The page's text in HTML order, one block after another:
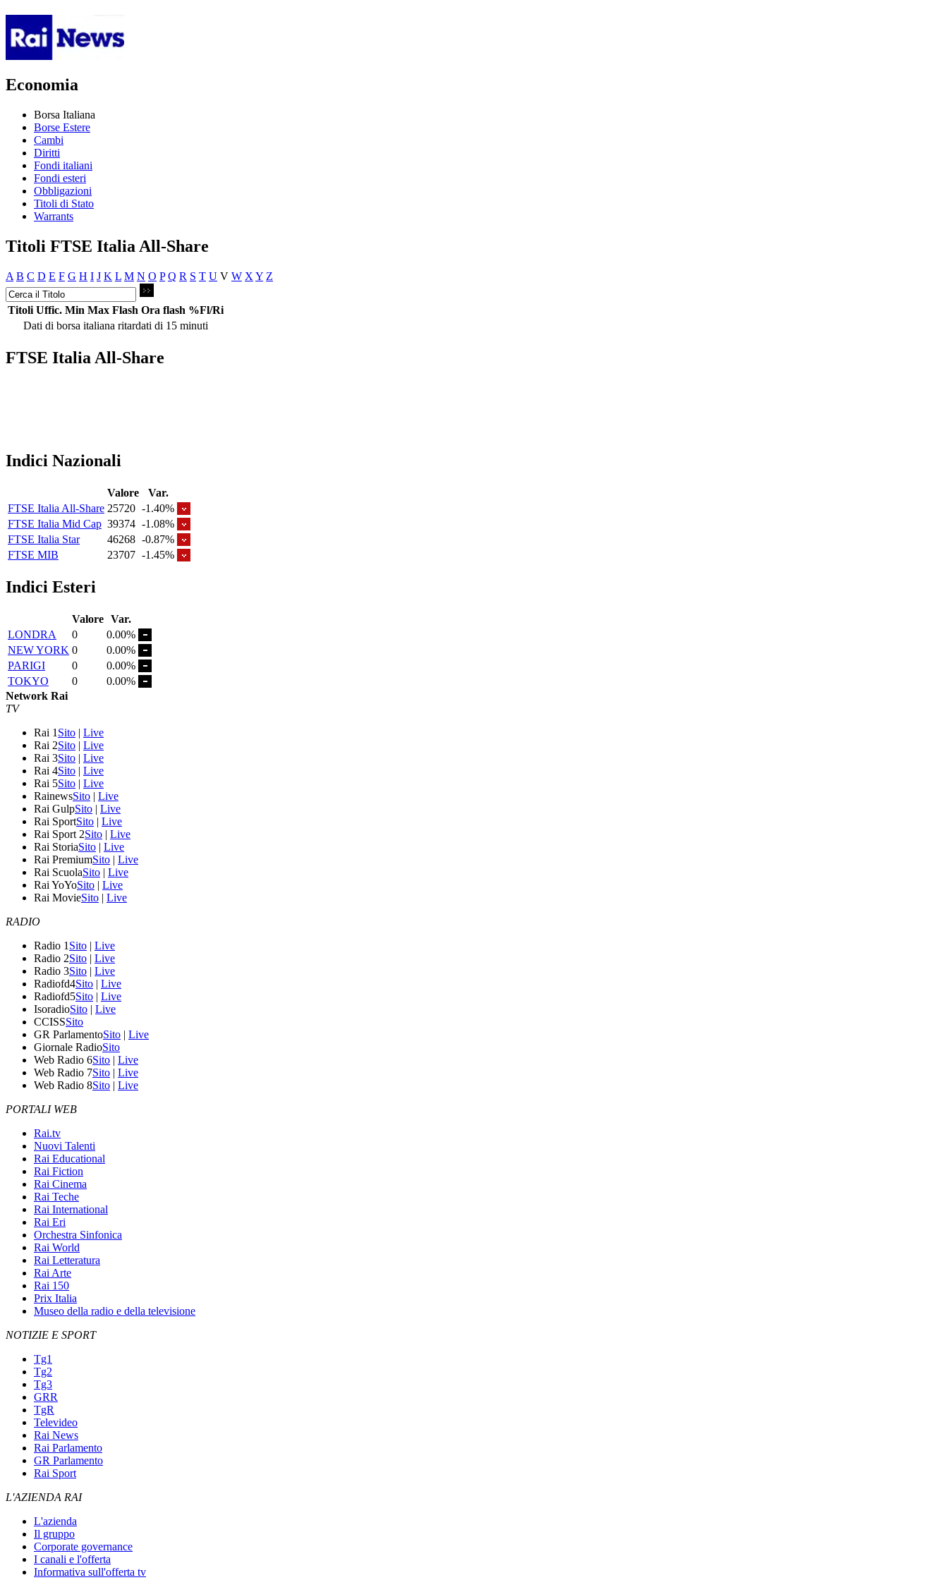
Economia
Borsa Italiana
Borse Estere
Cambi
Diritti
Fondi italiani
Fondi esteri
Obbligazioni
Titoli di Stato
Warrants
Titoli FTSE Italia All-Share
A B C D E F G H I J K L M N O P Q R S T U V W X Y Z
Titoli Uffic. Min Max Flash Ora flash %Fl/Ri
Dati di borsa italiana ritardati di 15 minuti
FTSE Italia All-Share
Indici Nazionali
Valore
Var.
FTSE Italia All-Share 25720 -1.40%
FTSE Italia Mid Cap 39374 -1.08%
FTSE Italia Star
46268 -0.87%
FTSE MIB
23707 -1.45%
Indici Esteri
Valore Var.
LONDRA
0
0.00%
NEW YORK 0
0.00%
PARIGI
0
0.00%
TOKYO
0
0.00%
Network Rai
TV
Rai 1 Sito | Live
Rai 2Sito | Live
Rai 3Sito | Live
Rai 4Sito | Live
Rai 5Sito | Live
RainewsSito | Live
Rai GulpSito | Live
Rai SportSito | Live
Rai Sport 2Sito | Live
Rai StoriaSito | Live
Rai PremiumSito | Live
Rai ScuolaSito | Live
Rai YoYoSito | Live
Rai MovieSito | Live
RADIO
Radio 1 Sito | Live
Radio 2Sito | Live
Radio 3Sito | Live
Radiofd4Sito | Live
Radiofd5Sito | Live
IsoradioSito | Live
CCISSSito
GR ParlamentoSito | Live
Giornale RadioSito
Web Radio 6Sito | Live
Web Radio 7Sito | Live
Web Radio 8Sito | Live
PORTALI WEB
Rai.tv
Nuovi Talenti
Rai Educational
Rai Fiction
Rai Cinema
Rai Teche
Rai International
Rai Eri
Orchestra Sinfonica
Rai World
Rai Letteratura
Rai Arte
Rai 150
Prix Italia
Museo della radio e della televisione
NOTIZIE E SPORT
Tg1
Tg2
Tg3
GRR
TgR
Televideo
Rai News
Rai Parlamento
GR Parlamento
Rai Sport
L'AZIENDA RAI
L'azienda
Il gruppo
Corporate governance
I canali e l'offerta
Informativa sull'offerta tv